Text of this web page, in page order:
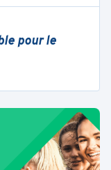
pour le